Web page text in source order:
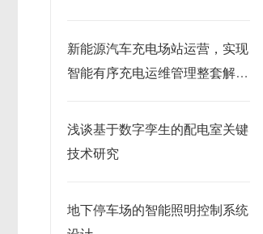
新能源汽车充电场站运营，实现
智能有序充电运维管理整套解决
浅谈基于数字孪生的配电室关键
技术研究
地下停车场的智能照明控制系统